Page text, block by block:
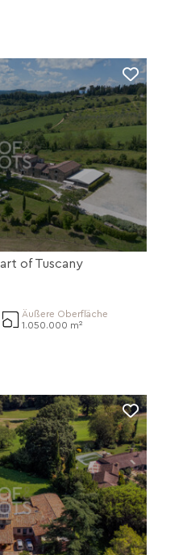
of Tuscany
Äußere Oberfläche
1.050.000 m²